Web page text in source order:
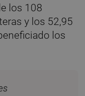
los 108
y los 52,95
los